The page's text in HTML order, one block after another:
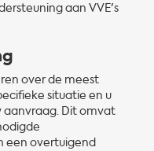
aan VVE's
over de meest
situatie en u
aanvraag. Dit omvat
een overtuigend